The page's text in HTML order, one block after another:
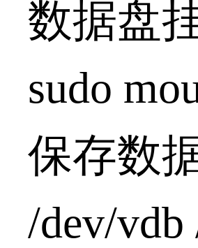
数据盘
sudo
保存数
/dev/vdb